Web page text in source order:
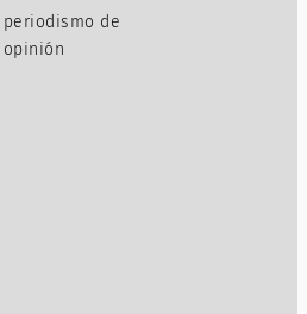
periodismo de
opinión